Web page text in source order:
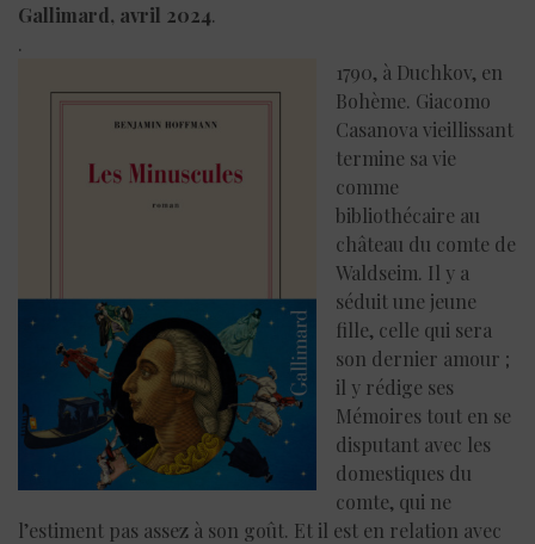
Gallimard, avril 2024.
.
1790, à Duchkov, en
Bohème. Giacomo
Casanova vieillissant
termine sa vie
comme
bibliothécaire au
château du comte de
Waldseim. Il y a
séduit une jeune
fille, celle qui sera
son dernier amour ;
il y rédige ses
Mémoires tout en se
disputant avec les
domestiques du
comte, qui ne
l’estiment pas assez à son goût. Et il est en relation avec